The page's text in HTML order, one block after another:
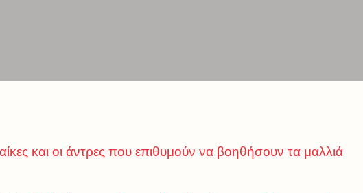
και οι άντρες που επιθυμούν να βοηθήσουν τα μαλλιά